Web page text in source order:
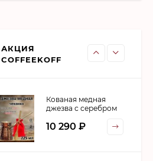
АКЦИЯ
COFFEEKOFF
Кованая медная
джезва с серебром
ЧЕКАНКА 225 мл
10 290 ₽